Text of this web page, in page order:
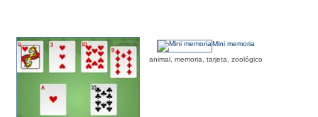
Mini memoria
animal, memoria, tarjeta, zoológico